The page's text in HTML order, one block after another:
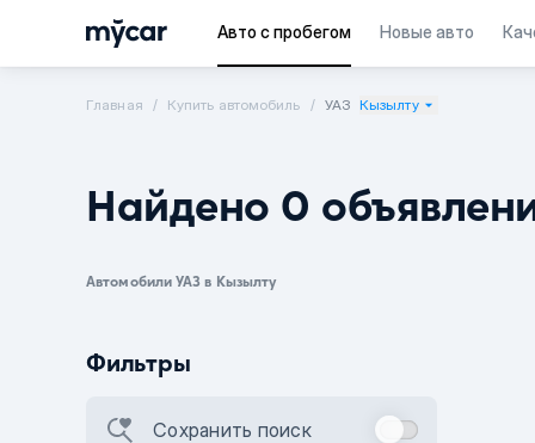
Авто с пробегом Новые авто
Главная Купить автомобиль УАЗ Кызылту
Найдено 0
Автомобили УАЗ в Кызылту
Фильтры
Сохранить поиск